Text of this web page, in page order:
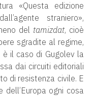
«Questa edizione
straniero»,
del tamizdat, cioè
sgradite al regime,
è il caso di Gugolev la
dai circuiti editoriali
di resistenza civile. E
dell’Europa ogni cosa